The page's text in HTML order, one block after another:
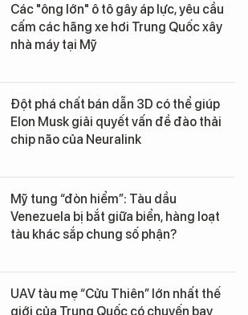
Các "ông lớn" ô tô gây áp lực, yêu cầu
cấm các hãng xe hơi Trung Quốc xây
nhà máy tại Mỹ
Đột phá chất bán dẫn 3D có thể giúp
Elon Musk giải quyết vấn đề đào thải
chip não của Neuralink
Mỹ tung “đòn hiểm”: Tàu dầu
Venezuela bị bắt giữa biển, hàng loạt
tàu khác sắp chung số phận?
UAV tàu mẹ “Cửu Thiên” lớn nhất thế
giới của Trung Quốc có chuyến bay